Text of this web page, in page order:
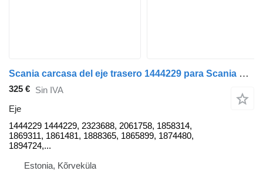
Scania carcasa del eje trasero 1444229 para Scania P230 cabeza tractora
325 € Sin IVA
Eje
1444229 1444229, 2323688, 2061758, 1858314,
1869311, 1861481, 1888365, 1865899, 1874480,
1894724,...
Estonia, Kõrveküla